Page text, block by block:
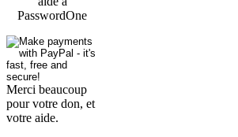
PasswordOne
Merci beaucoup
pour votre don, et
votre aide.